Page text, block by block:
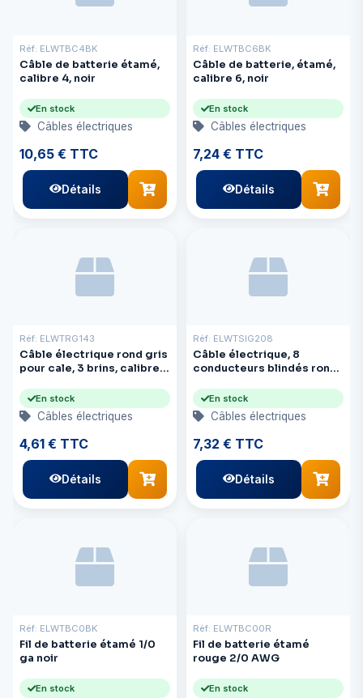
Réf: ELWTBC4BK
Câble de batterie étamé,
calibre 4, noir
En stock
Câbles électriques
10,65 € TTC
Détails
Réf: ELWTBC6BK
Câble de batterie, étamé,
calibre 6, noir
En stock
Câbles électriques
7,24 € TTC
Détails
Réf: ELWTRG143
Câble électrique rond gris
pour cale, 3 brins, calibre
En stock
Câbles électriques
4,61 € TTC
Détails
Réf: ELWTSIG208
Câble électrique, 8
conducteurs blindés ronds
En stock
Câbles électriques
7,32 € TTC
Détails
Réf: ELWTBC0BK
Fil de batterie étamé 1/0
ga noir
En stock
Réf: ELWTBC00R
Fil de batterie étamé
rouge 2/0 AWG
En stock